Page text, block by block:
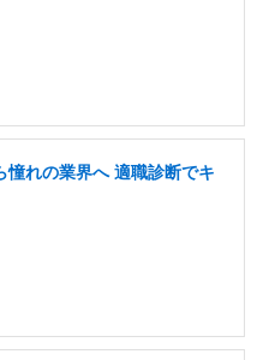
憧れの業界へ 適職診断でキ